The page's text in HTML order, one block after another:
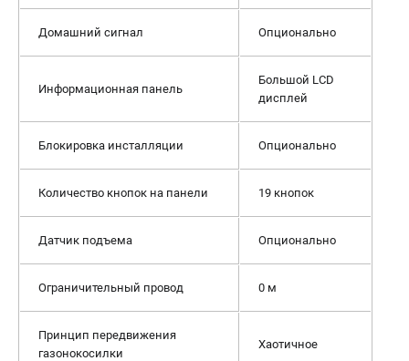
Домашний сигнал Опционально
Информационная панель
Большой LCD
дисплей
Блокировка инсталляции Опционально
Количество кнопок на панели 19 кнопок
Датчик подъема Опционально
Ограничительный провод 0 м
Принцип передвижения
газонокосилки
Хаотичное